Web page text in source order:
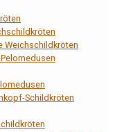
Weichschildkröten
Schildkröten